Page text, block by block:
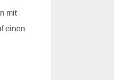
mit
einen